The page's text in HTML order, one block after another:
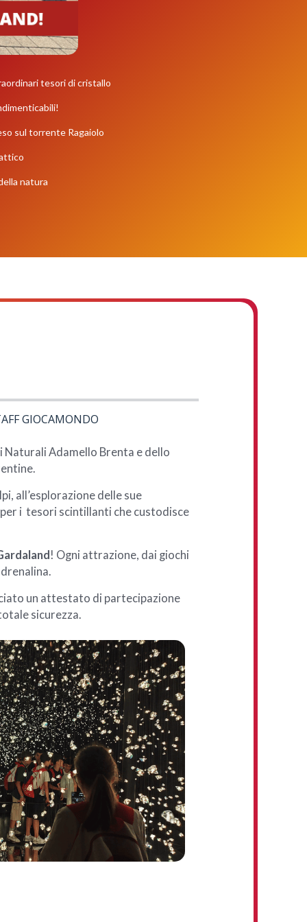
tesori di cristallo
sul torrente Ragaiolo
natura
GIOCAMONDO
Adamello Brenta e dello
all’esplorazione delle sue
i tesori scintillanti che custodisce
! Ogni attrazione, dai giochi
un attestato di partecipazione
sicurezza.